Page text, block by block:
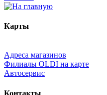
Карты
Адреса магазинов
Филиалы OLDI на карте
Автосервис
Контакты